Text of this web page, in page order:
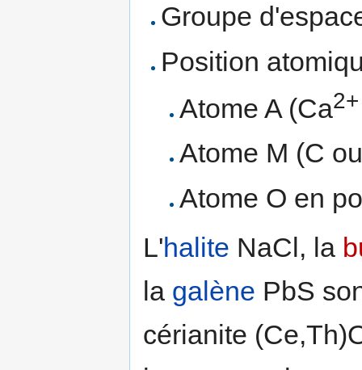
Groupe
Position
Atome A (Ca2+
Atome M (C
Atome O en
L'halite NaCl, la
la galène PbS
cérianite